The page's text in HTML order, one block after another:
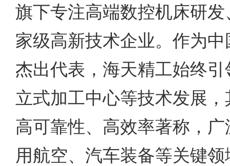
旗下专注高端数控机床研
家级高新技术企业。作为
杰出代表，海天精工始终
立式加工中心等技术发展
高可靠性、高效率著称，
用航空、汽车装备等关键